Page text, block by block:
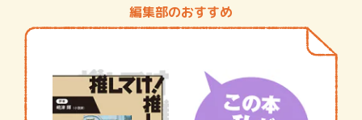
編集部のおすすめ